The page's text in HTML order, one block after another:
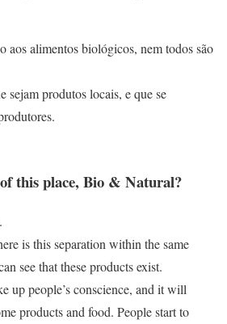
aos alimentos biológicos, nem todos são
sejam produtos locais, e que se
this place, Bio & Natural?
is this separation within the same
see that these products exist.
up people’s conscience, and it will
products and food. People start to